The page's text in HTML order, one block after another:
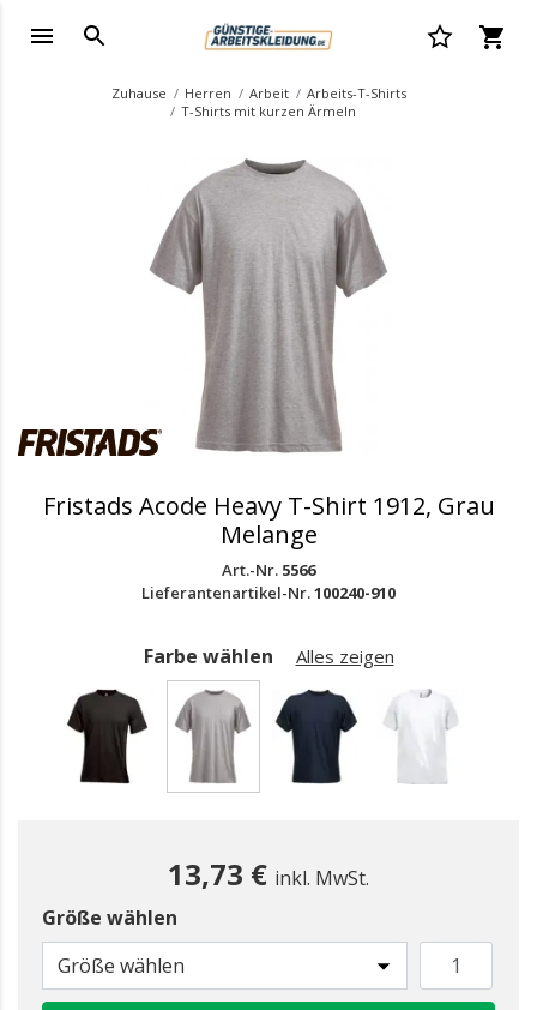
Zuhause Herren Arbeit
Arbeits-T-Shirts
T-Shirts mit kurzen Ärmeln
Fristads Acode Heavy T-Shirt 1912, Grau
Melange
Art.-Nr. 5566
Lieferantenartikel-Nr.100240-910
Farbe wählen Alles zeigen
13,73 € inkl. MwSt.
Größe wählen
Größe wählen